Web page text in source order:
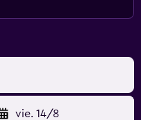
vie. 14/8